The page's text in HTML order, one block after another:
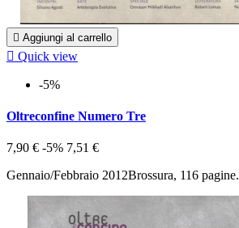
 Aggiungi al carrello
 Quick view
-5%
Oltreconfine Numero Tre
7,90 € -5% 7,51 €
Gennaio/Febbraio 2012Brossura, 116 pagine.